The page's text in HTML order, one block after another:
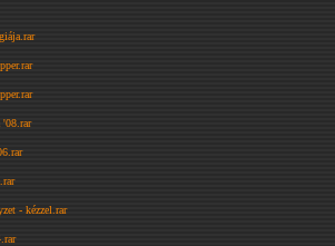
'08.rar
- kézzel.rar